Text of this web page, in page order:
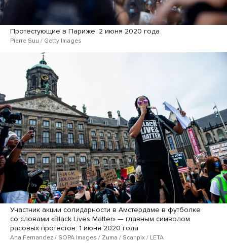
Протестующие в Париже, 2 июня 2020 года
Pierre Suu / Getty Images
Участник акции солидарности в Амстердаме в футболке
со словами «Black Lives Matter» — главным символом
расовых протестов. 1 июня 2020 года
Ana Fernandez / SOPA Images / Zuma / Scanpix / LETA